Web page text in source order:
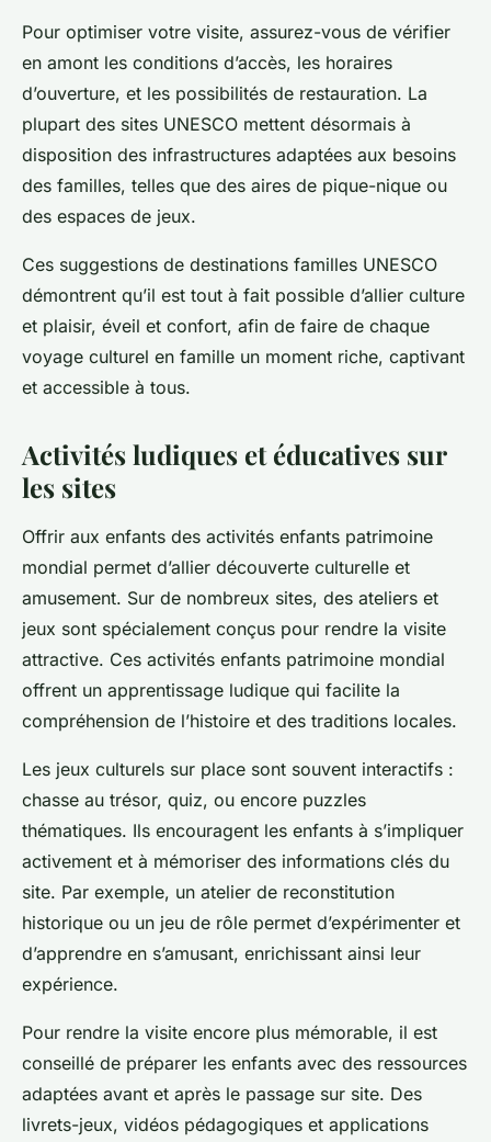
Pour optimiser votre visite, assurez-vous de vérifier
en amont les conditions d’accès, les horaires
d’ouverture, et les possibilités de restauration. La
plupart des sites UNESCO mettent désormais à
disposition des infrastructures adaptées aux besoins
des familles, telles que des aires de pique-nique ou
des espaces de jeux.
Ces suggestions de destinations familles UNESCO
démontrent qu’il est tout à fait possible d’allier culture
et plaisir, éveil et confort, afin de faire de chaque
voyage culturel en famille un moment riche, captivant
et accessible à tous.
Activités ludiques et éducatives sur
les sites
Offrir aux enfants des activités enfants patrimoine
mondial permet d’allier découverte culturelle et
amusement. Sur de nombreux sites, des ateliers et
jeux sont spécialement conçus pour rendre la visite
attractive. Ces activités enfants patrimoine mondial
offrent un apprentissage ludique qui facilite la
compréhension de l’histoire et des traditions locales.
Les jeux culturels sur place sont souvent interactifs :
chasse au trésor, quiz, ou encore puzzles
thématiques. Ils encouragent les enfants à s’impliquer
activement et à mémoriser des informations clés du
site. Par exemple, un atelier de reconstitution
historique ou un jeu de rôle permet d’expérimenter et
d’apprendre en s’amusant, enrichissant ainsi leur
expérience.
Pour rendre la visite encore plus mémorable, il est
conseillé de préparer les enfants avec des ressources
adaptées avant et après le passage sur site. Des
livrets-jeux, vidéos pédagogiques et applications